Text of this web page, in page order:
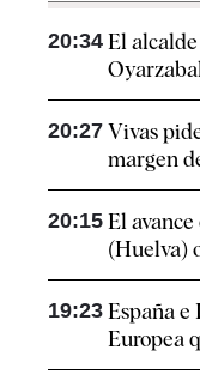
20:34 El
20:27 Vivas
margen
20:15 El
(Huelva)
19:23 España e
Europea